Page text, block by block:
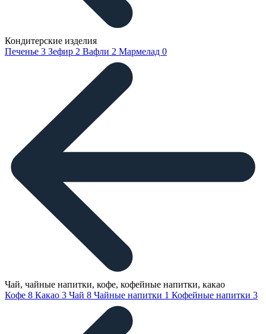
Кондитерские изделия
Печенье 3 Зефир 2 Вафли 2 Мармелад 0
Чай, чайные напитки, кофе, кофейные напитки, какао
Кофе 8 Какао 3 Чай 8 Чайные напитки 1 Кофейные напитки 3